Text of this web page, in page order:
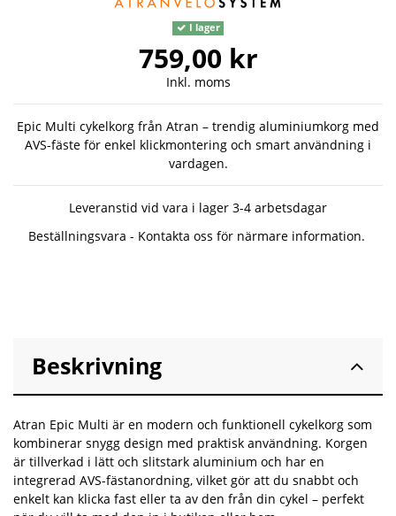
I lager
759,00 kr
Inkl. moms
Epic Multi cykelkorg från Atran – trendig aluminiumkorg med
AVS-fäste för enkel klickmontering och smart användning i
vardagen.
Leveranstid vid vara i lager 3-4 arbetsdagar
Beställningsvara - Kontakta oss för närmare information.
Beskrivning
Atran Epic Multi är en modern och funktionell cykelkorg som
kombinerar snygg design med praktisk användning. Korgen
är tillverkad i lätt och slitstark aluminium och har en
integrerad AVS-fästanordning, vilket gör att du snabbt och
enkelt kan klicka fast eller ta av den från din cykel – perfekt